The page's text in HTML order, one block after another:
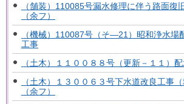
（舗装）110085号漏水修理に伴う路面復
（余フ）
（機械）110087号（そ―21）昭和浄水場
工事
（土木）１１００８８号（更新－１１）
（土木）１３００６３号下水道改良工事
（余フ）